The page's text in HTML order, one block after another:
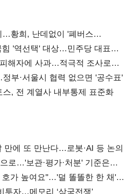
…황희, 난데없이 '폐버스
'역선택' 대상…민주당 대표로
해자에 사과…적극적 조사로
부·서울시 협력 없으면 '공수표'
, 전 계열사 내부통제 표준화
만에 또 만난다…로봇·AI 등 논의
로…'보관·평가·처분' 기준은
호가 높여요"…'덜 똘똘한 한 채'
투자…메모리 ‘삼국전쟁’